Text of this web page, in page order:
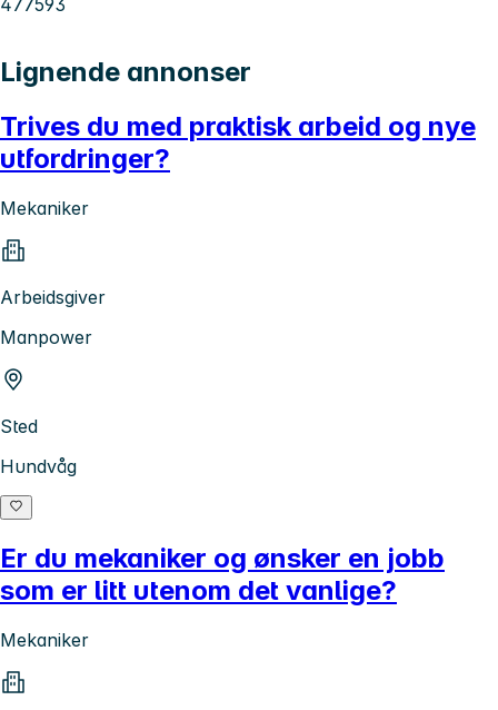
477593
Lignende annonser
Trives du med praktisk arbeid og nye
utfordringer?
Mekaniker
Arbeidsgiver
Manpower
Sted
Hundvåg
Er du mekaniker og ønsker en jobb
som er litt utenom det vanlige?
Mekaniker